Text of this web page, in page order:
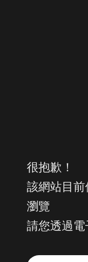
很抱歉！
該網站目
瀏覽
請您透過